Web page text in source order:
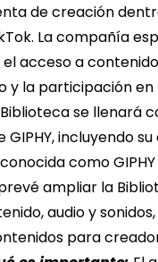
de creación
La compañía
acceso a
y la participación en
se llenará
GIPHY, incluyendo
como
ampliar la
audio y
para